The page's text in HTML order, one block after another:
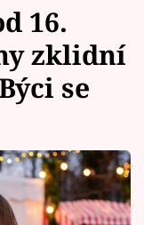
16.
zklidní
se